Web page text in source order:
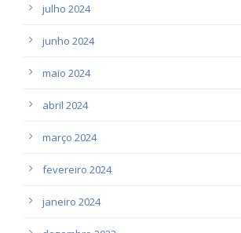
julho 2024
junho 2024
maio 2024
abril 2024
março 2024
fevereiro 2024
janeiro 2024